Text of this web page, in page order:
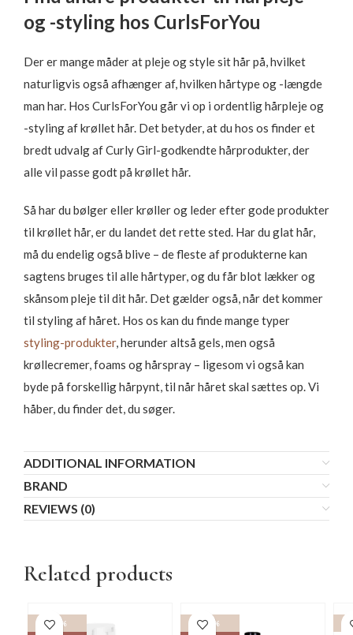
og -styling hos CurlsForYou
Der er mange måder at pleje og style sit hår på, hvilket
naturligvis også afhænger af, hvilken hårtype og -længde
man har. Hos CurlsForYou går vi op i ordentlig hårpleje og
-styling af krøllet hår. Det betyder, at du hos os finder et
bredt udvalg af Curly Girl-godkendte hårprodukter, der
alle vil passe godt på krøllet hår.
Så har du bølger eller krøller og leder efter gode produkter
til krøllet hår, er du landet det rette sted. Har du glat hår,
må du endelig også blive – de fleste af produkterne kan
sagtens bruges til alle hårtyper, og du får blot lækker og
skånsom pleje til dit hår. Det gælder også, når det kommer
til styling af håret. Hos os kan du finde mange typer
styling-produkter, herunder altså gels, men også
krøllecremer, foams og hårspray – ligesom vi også kan
byde på forskellig hårpynt, til når håret skal sættes op. Vi
håber, du finder det, du søger.
ADDITIONAL INFORMATION
BRAND
REVIEWS (0)
Related products
-15%
-15%
-